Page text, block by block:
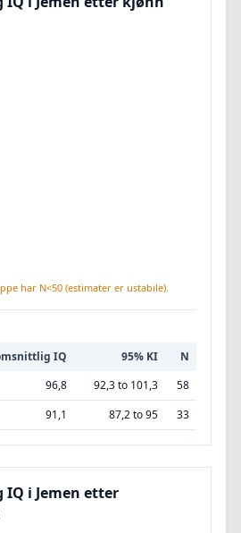
har N<50 (estimater er ustabile).
IQ 95% KI
N
96,8 92,3 to 101,3
58
91,1 87,2 to 95 33
i Jemen etter